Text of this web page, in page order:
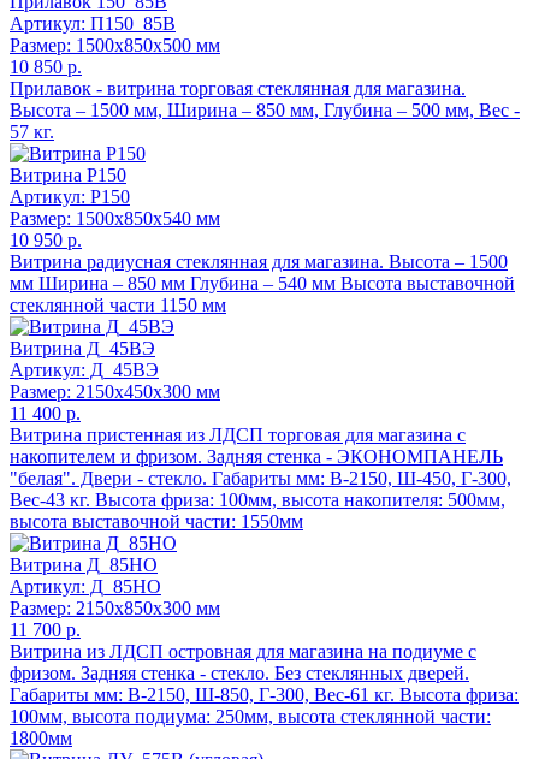
Артикул: П150_85В
Размер: 1500x850x500 мм
10 850 р.
Прилавок - витрина торговая стеклянная для магазина.
Высота – 1500 мм, Ширина – 850 мм, Глубина – 500 мм, Вес -
57 кг.
Витрина Р150
Артикул: Р150
Размер: 1500x850x540 мм
10 950 р.
Витрина радиусная стеклянная для магазина. Высота – 1500
мм Ширина – 850 мм Глубина – 540 мм Высота выставочной
стеклянной части 1150 мм
Витрина Д_45ВЭ
Артикул: Д_45ВЭ
Размер: 2150x450x300 мм
11 400 р.
Витрина пристенная из ЛДСП торговая для магазина с
накопителем и фризом. Задняя стенка - ЭКОНОМПАНЕЛЬ
"белая". Двери - стекло. Габариты мм: В-2150, Ш-450, Г-300,
Вес-43 кг. Высота фриза: 100мм, высота накопителя: 500мм,
высота выставочной части: 1550мм
Витрина Д_85НО
Артикул: Д_85НО
Размер: 2150x850x300 мм
11 700 р.
Витрина из ЛДСП островная для магазина на подиуме с
фризом. Задняя стенка - стекло. Без стеклянных дверей.
Габариты мм: В-2150, Ш-850, Г-300, Вес-61 кг. Высота фриза:
100мм, высота подиума: 250мм, высота стеклянной части:
1800мм